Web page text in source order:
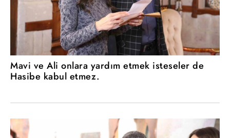
Mavi ve Ali onlara yardım etmek isteseler de
Hasibe kabul etmez.